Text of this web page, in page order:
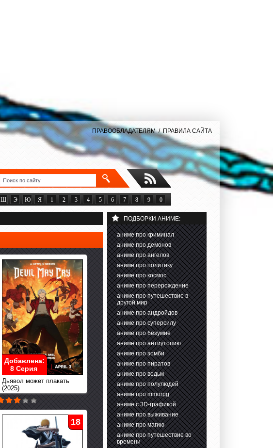
ПРАВООБЛАДАТЕЛЯМ/ПРАВИЛА САЙТА
Щ Э Ю Я 1 2 3 4 5 6 7 8 9 0
Дьявол может плакать
(2025)
Добавлена:
8 Серия
18
ПОДБОРКИ АНИМЕ:
аниме про криминал
аниме про демонов
аниме про ангелов
аниме про политику
аниме про космос
аниме про перерождение
аниме про путешествие в
другой мир
аниме про андройдов
аниме про суперсилу
аниме про безумие
аниме про антиутопию
аниме про зомби
аниме про пиратов
аниме про ведьм
аниме про полулюдей
аниме про mmorpg
аниме с 3D-графикой
аниме про выживание
аниме про магию
аниме про путешествие во
времени